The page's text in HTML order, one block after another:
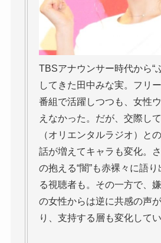
TBSアナウンサー時代から“
してきた田中みな実。フリ
番組で活躍しつつも、女性
えなかった。だが、交際し
（オリエンタルラジオ）と
話が増えてキャラも変化。
の抱える“闇”も赤裸々に語
る視聴者も。その一方で、
の女性からは逆に共感の声
り、支持する層も変化してい